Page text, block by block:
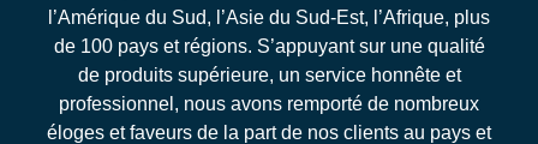
l’Amérique du Sud, l’Asie du Sud-Est, l’Afrique, plus
de 100 pays et régions. S’appuyant sur une qualité
de produits supérieure, un service honnête et
professionnel, nous avons remporté de nombreux
éloges et faveurs de la part de nos clients au pays et